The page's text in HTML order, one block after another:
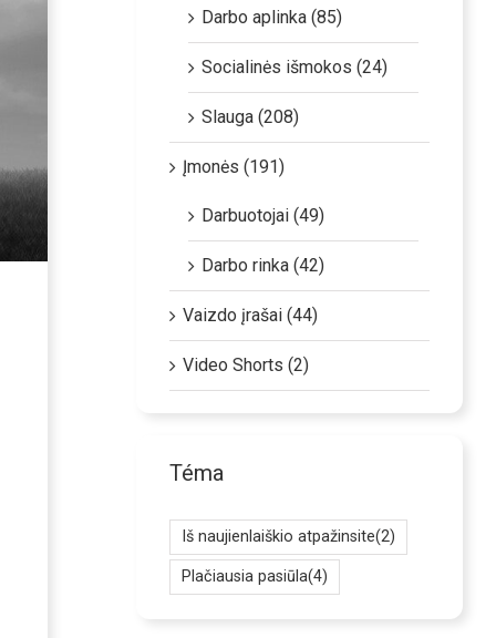
Darbo aplinka (85)
Socialinės išmokos (24)
Slauga (208)
Įmonės (191)
Darbuotojai (49)
Darbo rinka (42)
Vaizdo įrašai (44)
Video Shorts (2)
Téma
Iš naujienlaiškio atpažinsite(2)
Plačiausia pasiūla(4)